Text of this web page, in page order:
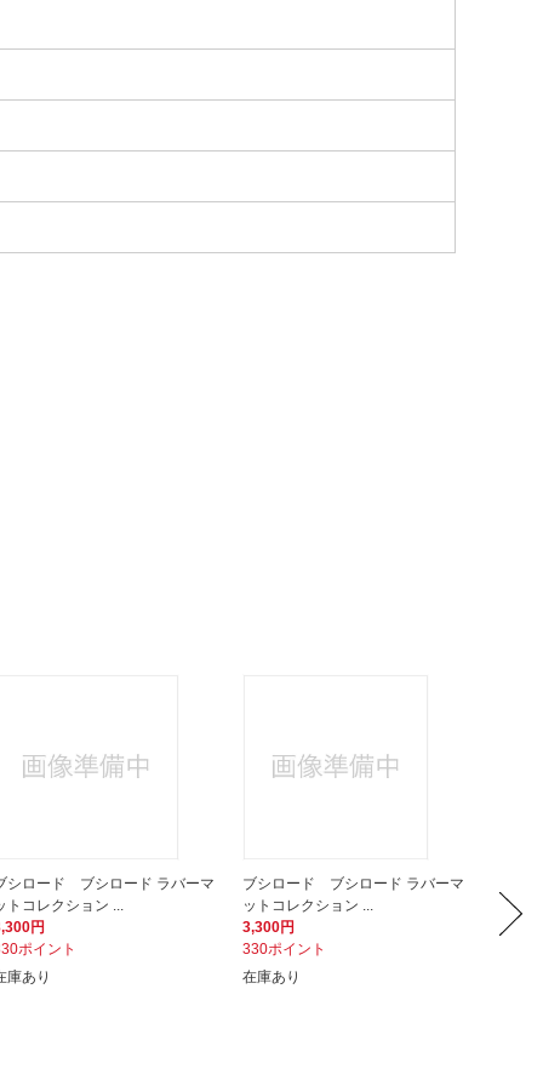
シロード ブシロード ラバーマ
トコレクション ...
円
ポイント
庫あり
ブシロード ブシロード ラバーマ
ットコレクション ...
3,300円
330ポイント
在庫あり
ット
3,300円